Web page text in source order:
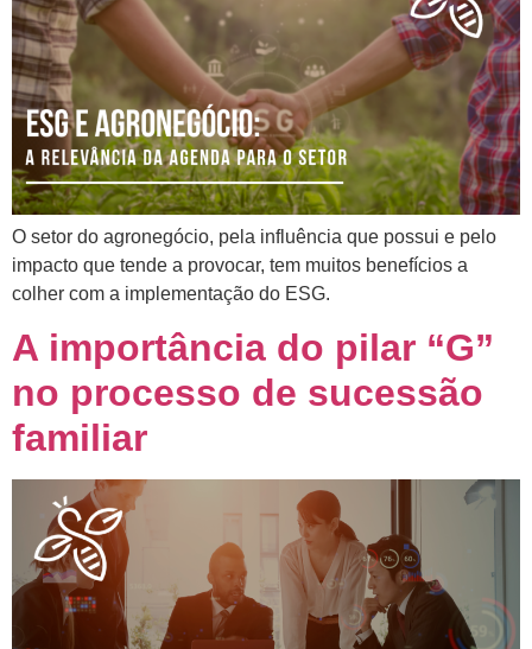
O setor do agronegócio, pela influência que possui e pelo
impacto que tende a provocar, tem muitos benefícios a
colher com a implementação do ESG.
A importância do pilar “G”
no processo de sucessão
familiar